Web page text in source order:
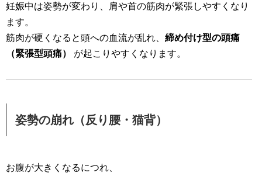
妊娠中は姿勢が変わり、肩や首の筋肉が緊張しやすくなり
ます。
筋肉が硬くなると頭への血流が乱れ、 締め付け型の頭痛
（緊張型頭痛）
が起こりやすくなります。
姿勢の崩れ（反り腰・猫背）
お腹が大きくなるにつれ、